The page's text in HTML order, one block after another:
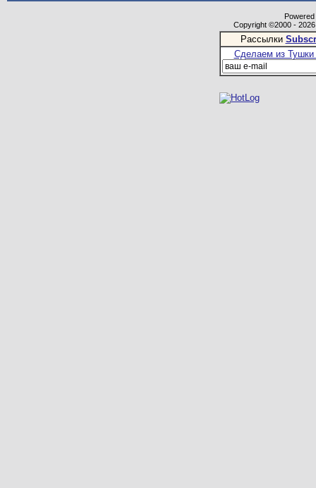
Copyright ©2000 -
Рассылки
Сделаем из Тушки